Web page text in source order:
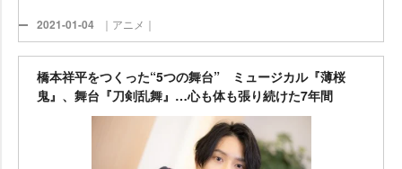
2021-01-04 ｜アニメ｜
橋本祥平をつくった“5つの舞台” ミュージカル『薄桜
鬼』、舞台『刀剣乱舞』…心も体も張り続けた7年間